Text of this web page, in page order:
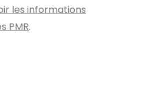
les informations
PMR.